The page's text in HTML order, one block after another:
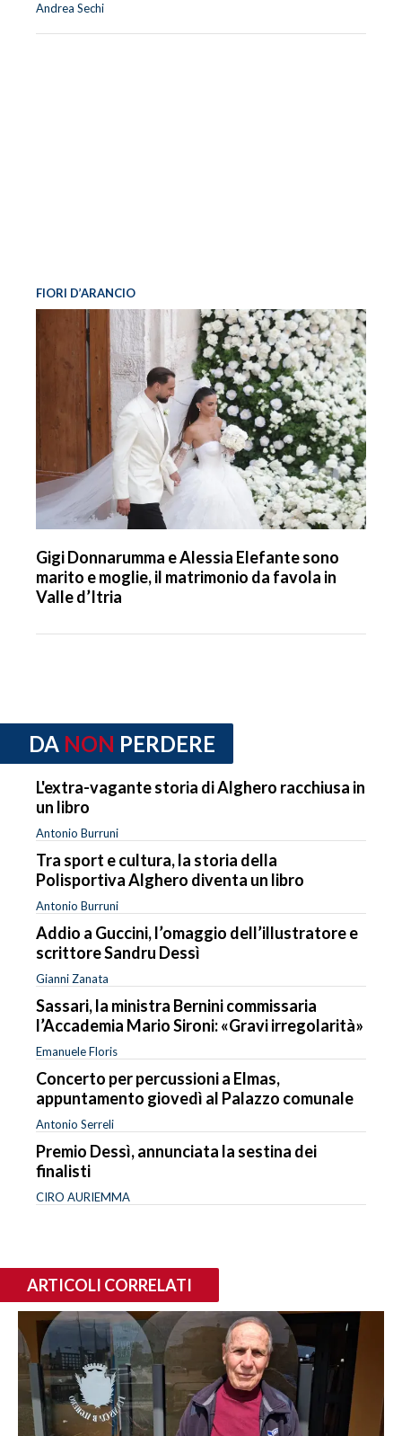
Andrea Sechi
FIORI D’ARANCIO
Gigi Donnarumma e Alessia Elefante sono
marito e moglie, il matrimonio da favola in
Valle d’Itria
DA NON PERDERE
L'extra-vagante storia di Alghero racchiusa in
un libro
Antonio Burruni
Tra sport e cultura, la storia della
Polisportiva Alghero diventa un libro
Antonio Burruni
Addio a Guccini, l’omaggio dell’illustratore e
scrittore Sandru Dessì
Gianni Zanata
Sassari, la ministra Bernini commissaria
l’Accademia Mario Sironi: «Gravi irregolarità»
Emanuele Floris
Concerto per percussioni a Elmas,
appuntamento giovedì al Palazzo comunale
Antonio Serreli
Premio Dessì, annunciata la sestina dei
finalisti
CIRO AURIEMMA
ARTICOLI CORRELATI